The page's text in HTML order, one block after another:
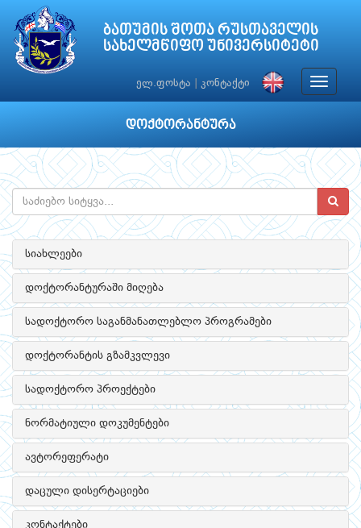
ბათუმის შოთა რუსთაველის
სახელმწიფო უნივერსიტეტი
ელ.ფოსტა კონტაქტი
Toggle
დოქტორანტურა
სიახლეები
დოქტორანტურაში მიღება
სადოქტორო საგანმანათლებლო პროგრამები
დოქტორანტის გზამკვლევი
სადოქტორო პროექტები
ნორმატიული დოკუმენტები
ავტორეფერატი
დაცული დისერტაციები
კონტაქტები